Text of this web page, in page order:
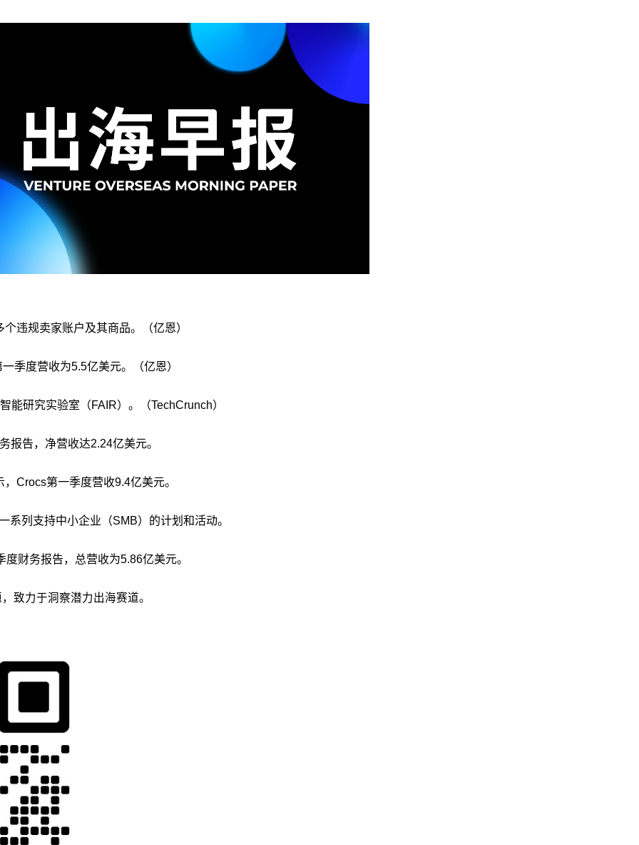
违规卖家账户及其商品。（亿恩）
季度营收为5.5亿美元。（亿恩）
能研究实验室（FAIR）。（TechCrunch）
报告，净营收达2.24亿美元。
Crocs第一季度营收9.4亿美元。
系列支持中小企业（SMB）的计划和活动。
财务报告，总营收为5.86亿美元。
致力于洞察潜力出海赛道。